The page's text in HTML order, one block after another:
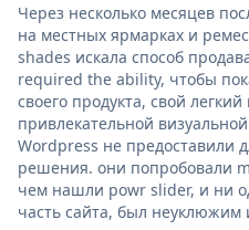
Через несколько месяцев
на местных ярмарках и
shades искала способ
required the ability, чтобы
своего продукта, свой
привлекательной
Wordpress не предоставили
решения. они попробовали
чем нашли powr slider, и ни
часть сайта, был